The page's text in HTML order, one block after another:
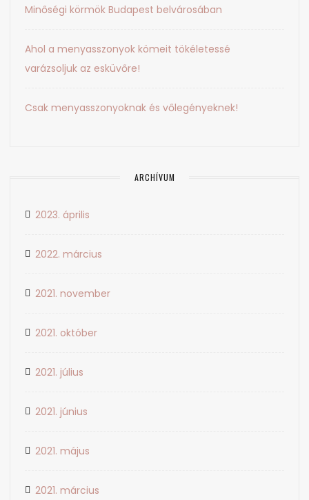
Minőségi körmök Budapest belvárosában
Ahol a menyasszonyok kömeit tökéletessé
varázsoljuk az esküvőre!
Csak menyasszonyoknak és vőlegényeknek!
ARCHÍVUM
2023. április
2022. március
2021. november
2021. október
2021. július
2021. június
2021. május
2021. március